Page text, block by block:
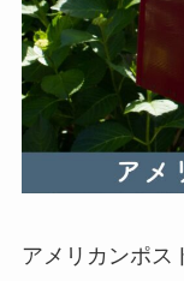
アメリカンポス